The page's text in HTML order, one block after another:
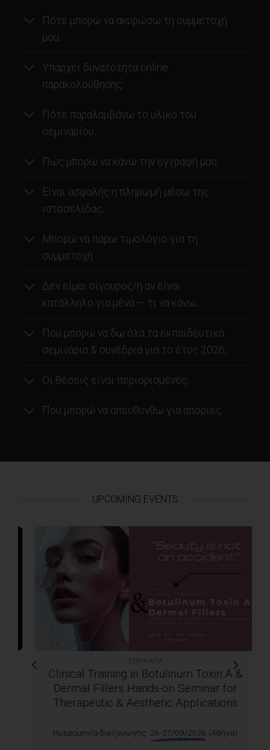
Πότε μπορώ να ακυρώσω τη συμμετοχή
μου;
Υπάρχει δυνατότητα online
παρακολούθησης;
Πότε παραλαμβάνω το υλικό του
σεμιναρίου;
Πώς μπορώ να κάνω την εγγραφή μου;
Είναι ασφαλής η πληρωμή μέσω της
ιστοσελίδας;
Μπορώ να πάρω τιμολόγιο για τη
συμμετοχή
Δεν είμαι σίγουρος/η αν είναι
κατάλληλο για μένα — τι να κάνω;
Που μπορώ να δω όλα τα εκπαιδευτικά
σεμινάρια & συνέδρια για το έτος 2026;
Οι θέσεις είναι περιορισμένες;
Πού μπορώ να απευθυνθώ για απορίες;
UPCOMING EVENTS
ΣΕΜΙΝΆΡΙΑ
Clinical Training in Botulinum Toxin A &
Dermal Fillers Hands-on Seminar for
Therapeutic & Aesthetic Applications
Ημερομηνία διεξαγωγής:26-27/09/2026(Αθήνα)